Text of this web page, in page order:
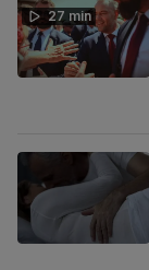
27 min